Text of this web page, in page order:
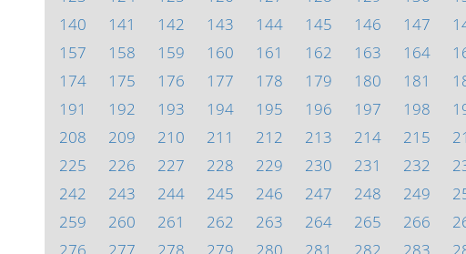
140
141 142 143 144 145 146 147
157
158 159 160 161 162 163 164
174
175 176 177 178 179 180 181
191
192 193 194 195 196 197 198
208
209 210 211 212 213 214 215
225
226 227 228 229 230 231 232
242
243 244 245 246 247 248 249
259
260 261 262 263 264 265 266